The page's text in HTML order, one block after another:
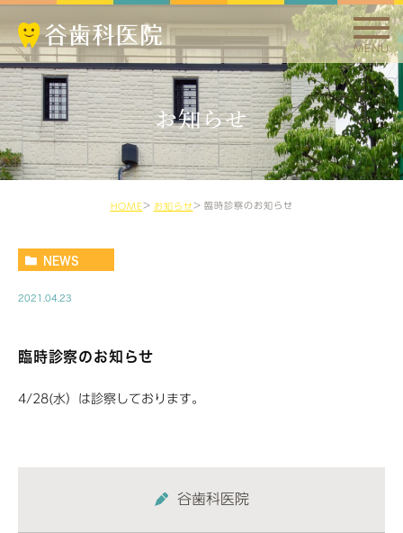
MENU
お知らせ
HOME お知らせ 臨時診察のお知らせ
NEWS
2021.04.23
臨時診察のお知らせ
4/28(水）は診察しております。
谷歯科医院